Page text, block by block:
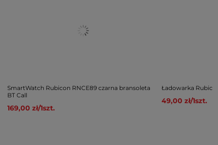
SmartWatch Rubicon RNCE89 czarna bransoleta
BT Call
169,00 zł/1szt.
Ładowarka
49,00 zł/1szt.